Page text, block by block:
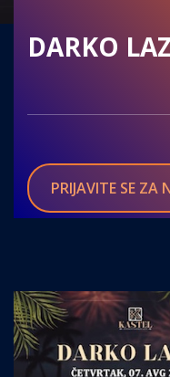
DARKO
PRIJAVITE SE ZA